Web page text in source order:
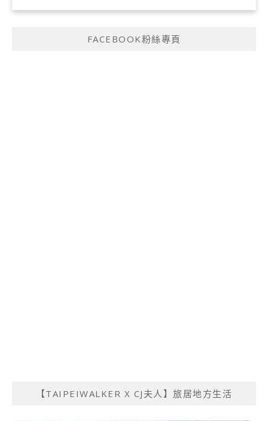
FACEBOOK粉絲專頁
【TAIPEIWALKER X CJ夫人】旅居地方生活